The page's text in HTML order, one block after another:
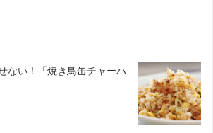
ない！「焼き鳥缶チャーハ